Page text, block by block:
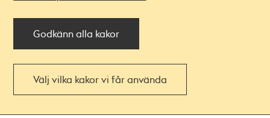
Godkänn alla kakor
Välj vilka kakor vi får använda